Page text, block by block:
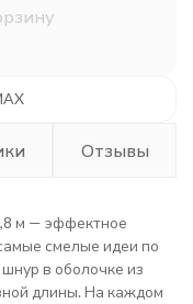
Отзывы
м — эффектное
смелые идеи по
в оболочке из
длины. На каждом